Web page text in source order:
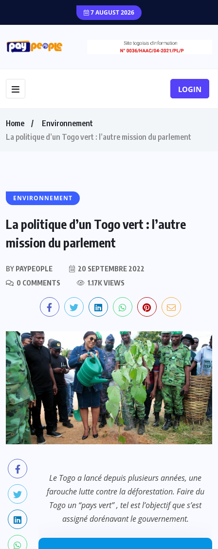
7 AUGUST 2026
LOGIN
Home
Environnement
La politique d’un Togo vert : l’autre mission du parlement
ENVIRONNEMENT
La politique d’un Togo vert : l’autre
mission du parlement
BY PAYPEOPLE
20 SEPTEMBRE 2022
0 COMMENTS
1.17K VIEWS
Le Togo a lancé depuis plusieurs années, une
farouche lutte contre la déforestation. Faire du
Togo un “pays vert” , tel est l’objectif que s’est
assigné dorénavant le gouvernement.